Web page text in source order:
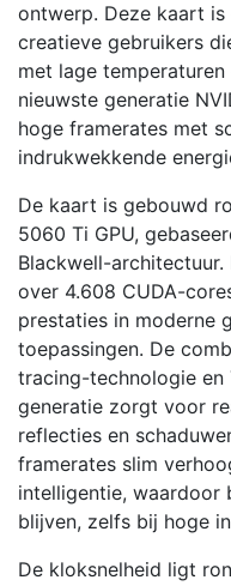
ontwerp. Deze kaart
creatieve gebruikers
met lage
nieuwste generatie
hoge framerates met
indrukwekkende
De kaart is gebouwd
5060 Ti GPU,
Blackwell-
over 4.608 CUDA-
prestaties in moderne
toepassingen. De
tracing-technologie en
generatie zorgt voor
reflecties en
framerates slim
intelligentie, waardoor
blijven, zelfs bij hoge
De kloksnelheid ligt